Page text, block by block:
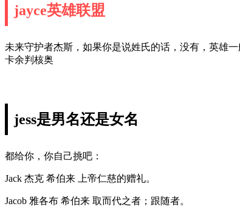
jayce英雄联盟
未来守护者杰斯，如果你是说姓氏的话，没有，英雄
卡余判核奥
jess是男名还是女名
都给你，你自己挑吧：
Jack 杰克 希伯来 上帝仁慈的赠礼。
Jacob 雅各布 希伯来 取而代之者；跟随者。